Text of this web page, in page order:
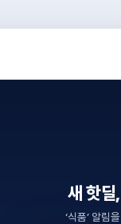
새 핫딜
‘식품’ 알림